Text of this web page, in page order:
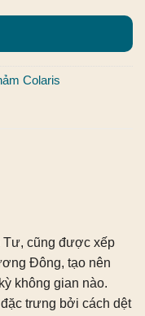
Colaris
Tư, cũng được xếp
Đông, tạo nên
không gian nào.
trưng bởi cách dệt